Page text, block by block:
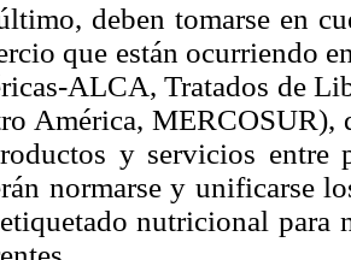
deben tomarse en
que están ocurriendo
ALCA, Tratados de
América, MERCOSUR),
y servicios entre
normarse y unificarse
nutricional para